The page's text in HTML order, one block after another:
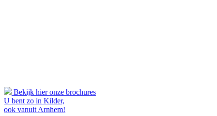
Bekijk hier onze brochures
U bent zo in Kilder,
ook vanuit Arnhem!